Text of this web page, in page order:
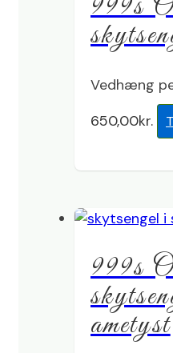
Vedhæng
650,00kr.
999s
ametyst